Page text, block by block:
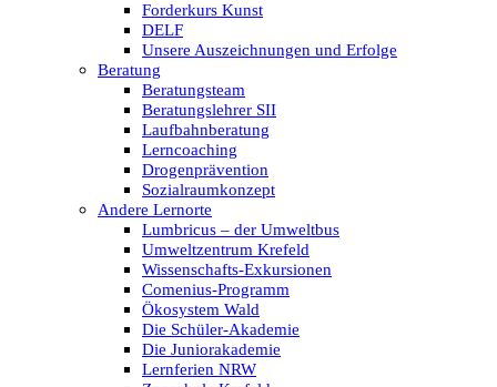
Forderkurs Kunst
DELF
Unsere Auszeichnungen und Erfolge
Beratung
Beratungsteam
Beratungslehrer SII
Laufbahnberatung
Lerncoaching
Drogenprävention
Sozialraumkonzept
Andere Lernorte
Lumbricus – der Umweltbus
Umweltzentrum Krefeld
Wissenschafts-Exkursionen
Comenius-Programm
Ökosystem Wald
Die Schüler-Akademie
Die Juniorakademie
Lernferien NRW